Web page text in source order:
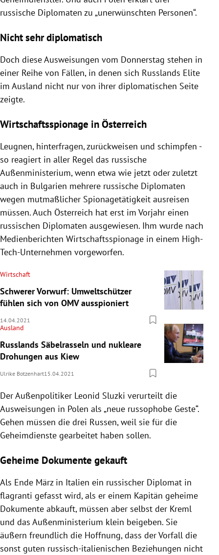
russische Diplomaten zu „unerwünschten Personen“.
Nicht sehr diplomatisch
Doch diese Ausweisungen vom Donnerstag stehen in
einer Reihe von Fällen, in denen sich Russlands Elite
im Ausland nicht nur von ihrer diplomatischen Seite
zeigte.
Wirtschaftsspionage in Österreich
Leugnen, hinterfragen, zurückweisen und schimpfen -
so reagiert in aller Regel das russische
Außenministerium, wenn etwa wie jetzt oder zuletzt
auch in Bulgarien mehrere russische Diplomaten
wegen mutmaßlicher Spionagetätigkeit ausreisen
müssen. Auch Österreich hat erst im Vorjahr einen
russischen Diplomaten ausgewiesen. Ihm wurde nach
Medienberichten Wirtschaftsspionage in einem High-
Tech-Unternehmen vorgeworfen.
Wirtschaft
Schwerer Vorwurf: Umweltschützer
fühlen sich von OMV ausspioniert
14.04.2021
Ausland
Russlands Säbelrasseln und nukleare
Drohungen aus Kiew
Ulrike Botzenhart15.04.2021
Der Außenpolitiker Leonid Sluzki verurteilt die
Ausweisungen in Polen als „neue russophobe Geste“.
Gehen müssen die drei Russen, weil sie für die
Geheimdienste gearbeitet haben sollen.
Geheime Dokumente gekauft
Als Ende März in Italien ein russischer Diplomat in
flagranti gefasst wird, als er einem Kapitän geheime
Dokumente abkauft, müssen aber selbst der Kreml
und das Außenministerium klein beigeben. Sie
äußern freundlich die Hoffnung, dass der Vorfall die
sonst guten russisch-italienischen Beziehungen nicht